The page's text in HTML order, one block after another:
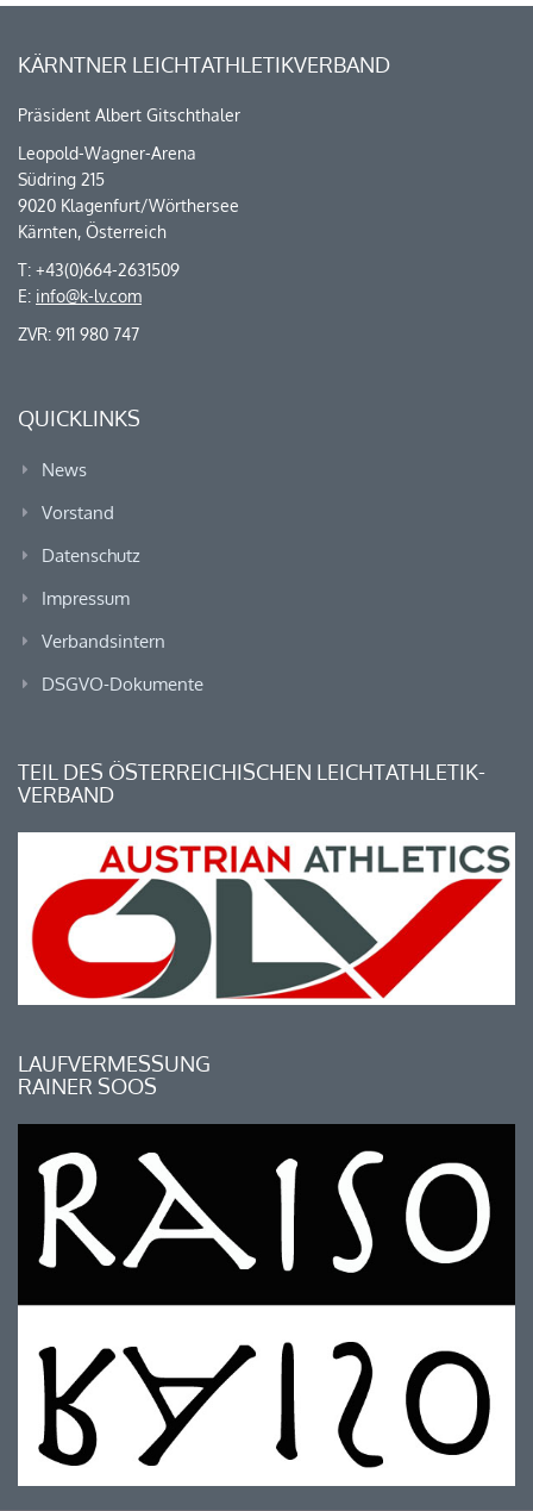
KÄRNTNER LEICHTATHLETIKVERBAND
Präsident Albert Gitschthaler
Leopold-Wagner-Arena
Südring 215
9020 Klagenfurt/Wörthersee
Kärnten, Österreich
T: +43(0)664-2631509
E: info@k-lv.com
ZVR: 911 980 747
QUICKLINKS
News
Vorstand
Datenschutz
Impressum
Verbandsintern
DSGVO-Dokumente
TEIL DES ÖSTERREICHISCHEN LEICHTATHLETIK-
VERBAND
LAUFVERMESSUNG
RAINER SOOS